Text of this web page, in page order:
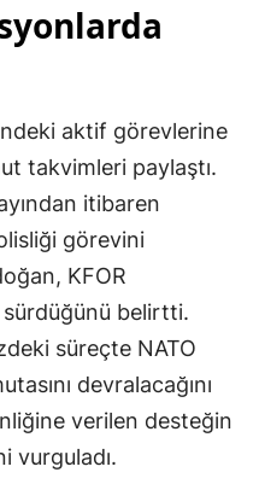
aktif görevlerine
takvimleri paylaştı.
itibaren
görevini
KFOR
sürdüğünü belirtti.
süreçte NATO
devralacağını
verilen desteğin
vurguladı.